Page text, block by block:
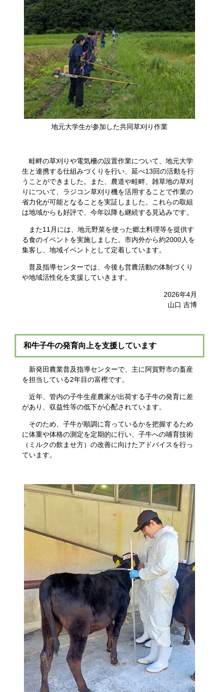
地元大学生が参加した共同草刈り作業
畦畔の草刈りや電気柵の設置作業について、地元大学
生と連携する仕組みづくりを行い、延べ13回の活動を行
うことができました。また、農道や畦畔、雑草地の草刈
りについて、ラジコン草刈り機を活用することで作業の
省力化が可能となることを実証しました。これらの取組
は地域からも好評で、今年以降も継続する見込みです。
また11月には、地元野菜を使った郷土料理等を提供す
る食のイベントを実施しました。市内外から約2000人を
集客し、地域イベントとして定着しています。
普及指導センターでは、今後も営農活動の体制づくり
や地域活性化を支援していきます。
2026年4月
​山口 吉博
和牛子牛の発育向上を支援しています
新発田農業普及指導センターで、主に阿賀野市の畜産
を担当している2年目の富樫です。
近年、管内の子牛生産農家が出荷する子牛の発育に差
があり、収益性等の低下が心配されています。
そのため、子牛が順調に育っているかを把握するため
に体重や体格の測定を定期的に行い、子牛への哺育技術
（ミルクの飲ませ方）の改善に向けたアドバイスを行っ
ています。